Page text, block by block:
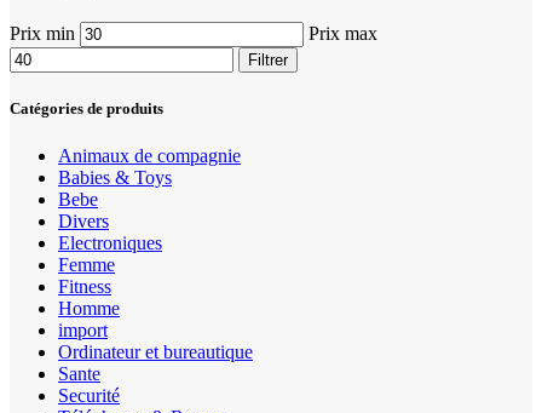
Prix min Prix max
Filtrer
Catégories de produits
Animaux de compagnie
Babies & Toys
Bebe
Divers
Electroniques
Femme
Fitness
Homme
import
Ordinateur et bureautique
Sante
Securité